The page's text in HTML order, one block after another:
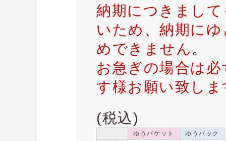
納期につきまし
いため、納期に
めできません。
お急ぎの場合は
す様お願い致しま
(税込)
ゆうパケット
ゆうパック